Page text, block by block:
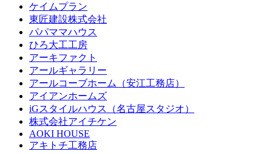
ケイムプラン
東匠建設株式会社
パパママハウス
ひろ大工工房
アーキファクト
アールギャラリー
アールコーブホーム（安江工務店）
アイアンホームズ
iGスタイルハウス（名古屋スタジオ）
株式会社アイチケン
AOKI HOUSE
アキトチ工務店